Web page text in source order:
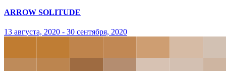
ARROW SOLITUDE
13 августа, 2020 - 30 сентября, 2020